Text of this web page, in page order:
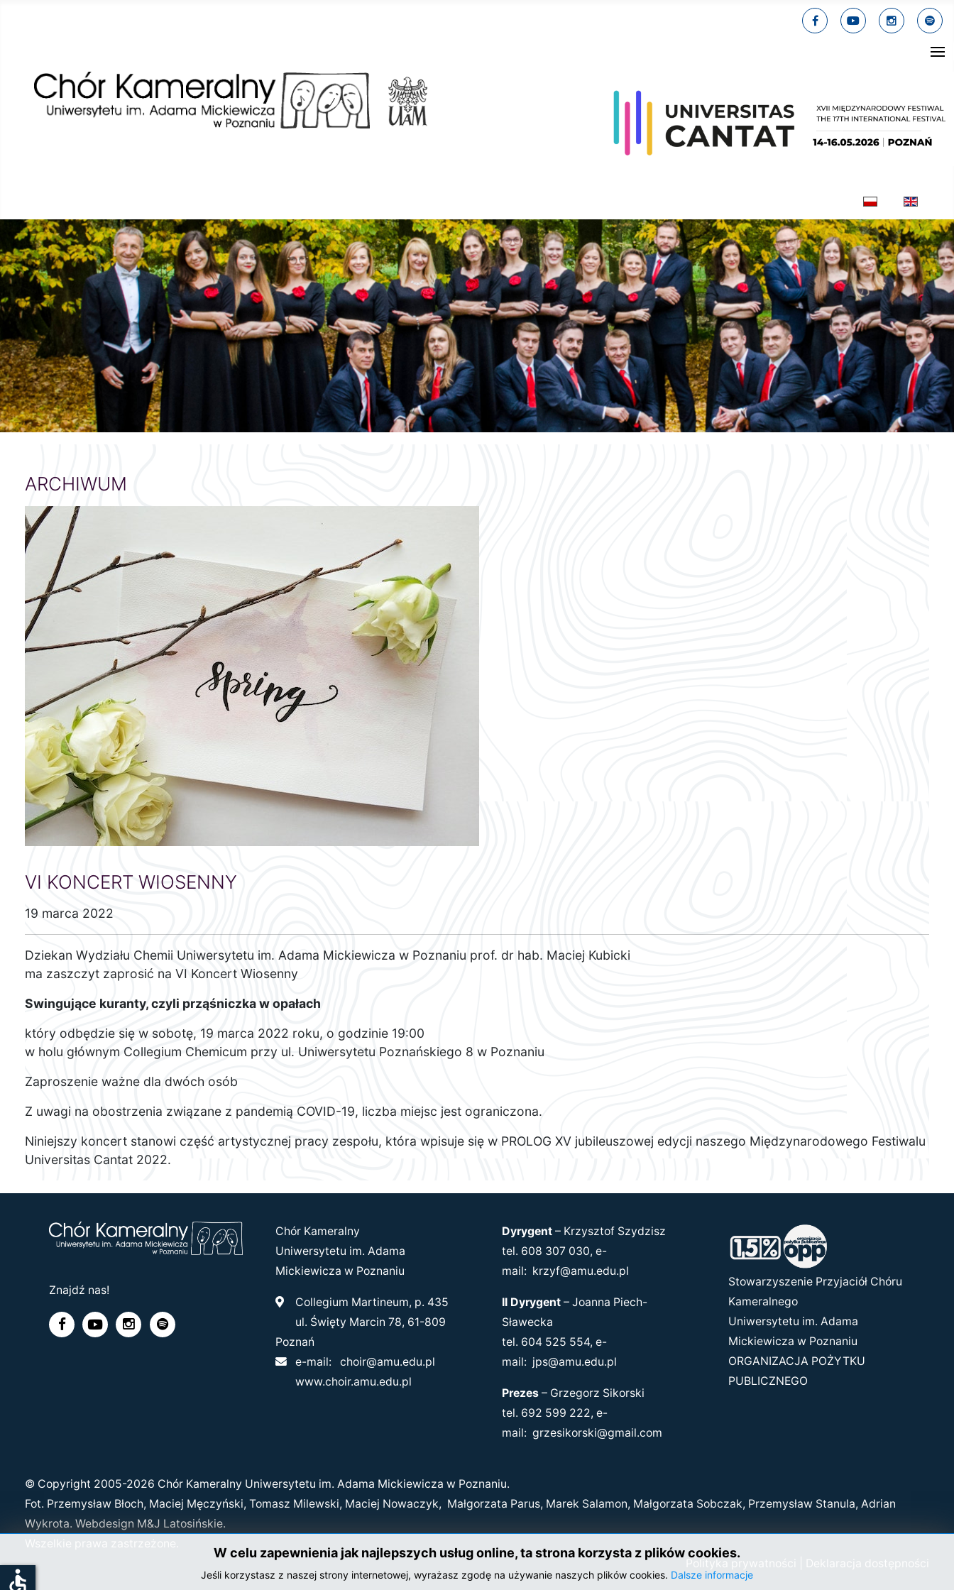
Wybierz swój
ARCHIWUM
VI KONCERT WIOSENNY
19 marca 2022
Dziekan Wydziału Chemii Uniwersytetu im. Adama Mickiewicza w Poznaniu prof. dr hab. Maciej Kubicki
ma zaszczyt zaprosić na VI Koncert Wiosenny
Swingujące kuranty, czyli prząśniczka w opałach
który odbędzie się w sobotę, 19 marca 2022 roku, o godzinie 19:00
w holu głównym Collegium Chemicum przy ul. Uniwersytetu Poznańskiego 8 w Poznaniu
Zaproszenie ważne dla dwóch osób
Z uwagi na obostrzenia związane z pandemią COVID-19, liczba miejsc jest ograniczona.
Niniejszy koncert stanowi część artystycznej pracy zespołu, która wpisuje się w PROLOG XV jubileuszowej edycji naszego Międzynarodowego Festiwalu
Universitas Cantat 2022.
W celu zapewnienia jak najlepszych usług online, ta strona korzysta z plików cookies.
Jeśli korzystasz z naszej strony internetowej, wyrażasz zgodę na używanie naszych plików cookies. Dalsze informacje
Znajdź nas!
Chór Kameralny
Uniwersytetu im. Adama
Mickiewicza w Poznaniu
Collegium Martineum, p. 435
ul. Święty Marcin 78, 61-809
Poznań
e-mail: choir@amu.edu.pl
www.choir.amu.edu.pl
Dyrygent– Krzysztof Szydzisz
tel. 608 307 030, e-
mail: krzyf@amu.edu.pl
II Dyrygent – Joanna Piech-
Sławecka
tel. 604 525 554, e-
mail: jps@amu.edu.pl
Prezes– Grzegorz Sikorski
tel. 692 599 222, e-
mail: grzesikorski@gmail.com
Stowarzyszenie Przyjaciół Chóru
Kameralnego
Uniwersytetu im. Adama
Mickiewicza w Poznaniu
ORGANIZACJA POŻYTKU
PUBLICZNEGO
© Copyright 2005-2026 Chór Kameralny Uniwersytetu im. Adama Mickiewicza w Poznaniu.
Fot. Przemysław Błoch, Maciej Męczyński, Tomasz Milewski, Maciej Nowaczyk, Małgorzata Parus, Marek Salamon, Małgorzata Sobczak, Przemysław Stanula, Adrian
Wykrota. Webdesign M&J Latosińskie.
Wszelkie prawa zastrzeżone.
Polityka prywatności
Deklaracja dostępności
accessible